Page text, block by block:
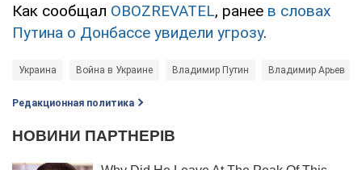
Как сообщал OBOZREVATEL, ранее в словах
Путина о Донбассе увидели угрозу.
Украина Война в Украине Владимир Путин Владимир Арьев
Редакционная политика